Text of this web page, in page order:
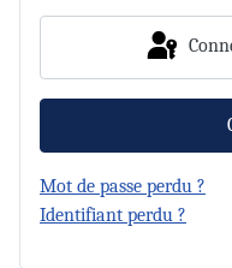
Mot de passe perdu ?
Identifiant perdu ?